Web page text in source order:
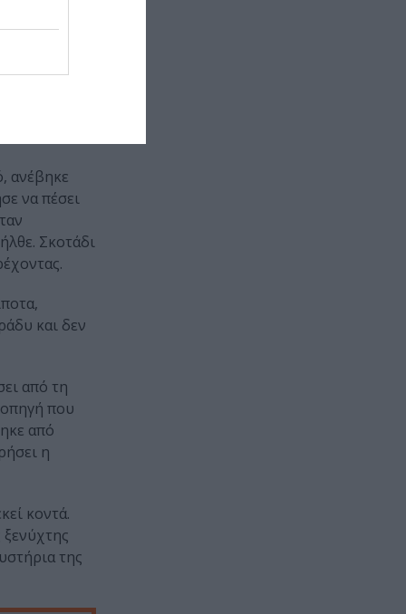
να
τα
δίπλα
δυο μέρες
ανέβηκε
να πέσει
Σκοτάδι
και δεν
από τη
που
από
η
κοντά.
της